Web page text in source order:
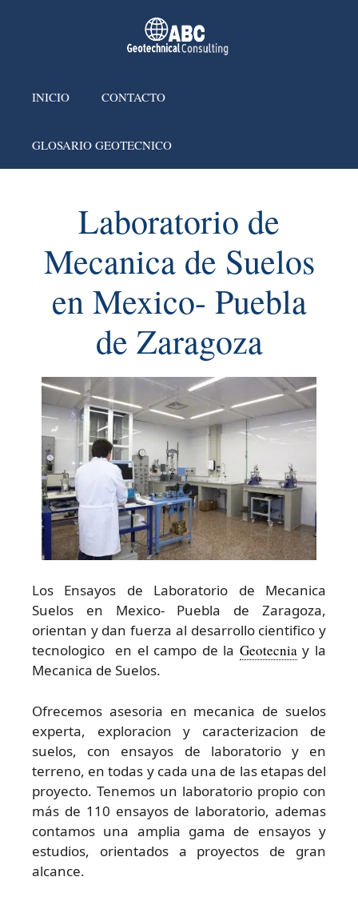
INICIO CONTACTO
GLOSARIO GEOTECNICO
Laboratorio de
Mecanica de Suelos
en Mexico- Puebla
de Zaragoza
Los Ensayos de Laboratorio de Mecanica
Suelos en Mexico- Puebla de Zaragoza,
orientan y dan fuerza al desarrollo cientifico y
tecnologico en el campo de la Geotecniay la
Mecanica de Suelos.
Ofrecemos asesoria en mecanica de suelos
experta, exploracion y caracterizacion de
suelos, con ensayos de laboratorio y en
terreno, en todas y cada una de las etapas del
proyecto. Tenemos un laboratorio propio con
más de 110 ensayos de laboratorio, ademas
contamos una amplia gama de ensayos y
estudios, orientados a proyectos de gran
alcance.